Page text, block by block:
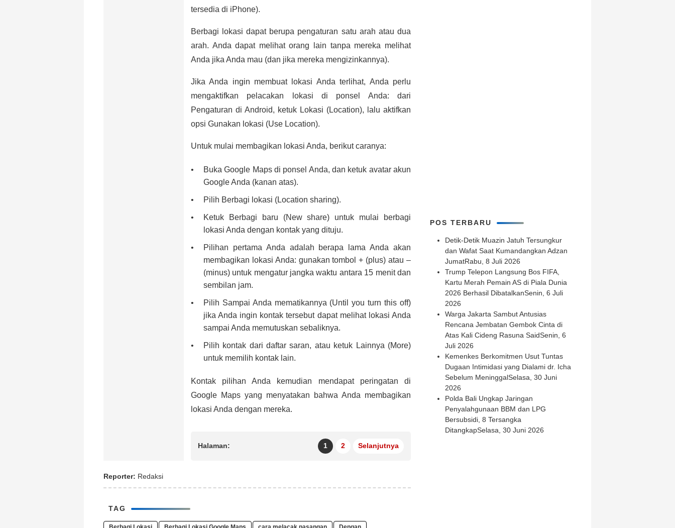
tersedia di iPhone).
Berbagi lokasi dapat berupa pengaturan satu arah atau dua
arah. Anda dapat melihat orang lain tanpa mereka melihat
Anda jika Anda mau (dan jika mereka mengizinkannya).
Jika Anda ingin membuat lokasi Anda terlihat, Anda perlu
mengaktifkan pelacakan lokasi di ponsel Anda: dari
Pengaturan di Android, ketuk Lokasi (Location), lalu aktifkan
opsi Gunakan lokasi (Use Location).
Untuk mulai membagikan lokasi Anda, berikut caranya:
Buka Google Maps di ponsel Anda, dan ketuk avatar akun
Google Anda (kanan atas).
Pilih Berbagi lokasi (Location sharing).
Ketuk Berbagi baru (New share) untuk mulai berbagi
lokasi Anda dengan kontak yang dituju.
Pilihan pertama Anda adalah berapa lama Anda akan
membagikan lokasi Anda: gunakan tombol + (plus) atau –
(minus) untuk mengatur jangka waktu antara 15 menit dan
sembilan jam.
Pilih Sampai Anda mematikannya (Until you turn this off)
jika Anda ingin kontak tersebut dapat melihat lokasi Anda
sampai Anda memutuskan sebaliknya.
Pilih kontak dari daftar saran, atau ketuk Lainnya (More)
untuk memilih kontak lain.
Kontak pilihan Anda kemudian mendapat peringatan di
Google Maps yang menyatakan bahwa Anda membagikan
lokasi Anda dengan mereka.
Halaman: 1 2 Selanjutnya
Reporter: Redaksi
TAG
POS TERBARU
Detik-Detik Muazin Jatuh Tersungkur
dan Wafat Saat Kumandangkan Adzan
JumatRabu, 8 Juli 2026
Trump Telepon Langsung Bos FIFA,
Kartu Merah Pemain AS di Piala Dunia
2026 Berhasil DibatalkanSenin, 6 Juli
2026
Warga Jakarta Sambut Antusias
Rencana Jembatan Gembok Cinta di
Atas Kali Cideng Rasuna SaidSenin, 6
Juli 2026
Kemenkes Berkomitmen Usut Tuntas
Dugaan Intimidasi yang Dialami dr. Icha
Sebelum MeninggalSelasa, 30 Juni
2026
Polda Bali Ungkap Jaringan
Penyalahgunaan BBM dan LPG
Bersubsidi, 8 Tersangka
DitangkapSelasa, 30 Juni 2026